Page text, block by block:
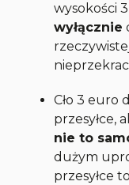
wysokości
wyłącznie
Cło 3 euro
przesyłce,
nie to
dużym
przesyłce